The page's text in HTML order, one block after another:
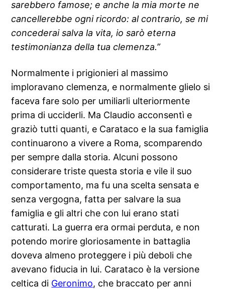
sarebbero famose; e anche la mia morte ne
cancellerebbe ogni ricordo: al contrario, se mi
concederai salva la vita, io sarò eterna
testimonianza della tua clemenza.”
Normalmente i prigionieri al massimo
imploravano clemenza, e normalmente glielo si
faceva fare solo per umiliarli ulteriormente
prima di ucciderli. Ma Claudio acconsentì e
graziò tutti quanti, e Carataco e la sua famiglia
continuarono a vivere a Roma, scomparendo
per sempre dalla storia. Alcuni possono
considerare triste questa storia e vile il suo
comportamento, ma fu una scelta sensata e
senza vergogna, fatta per salvare la sua
famiglia e gli altri che con lui erano stati
catturati. La guerra era ormai perduta, e non
potendo morire gloriosamente in battaglia
doveva almeno proteggere i più deboli che
avevano fiducia in lui. Carataco è la versione
celtica di Geronimo, che braccato per anni